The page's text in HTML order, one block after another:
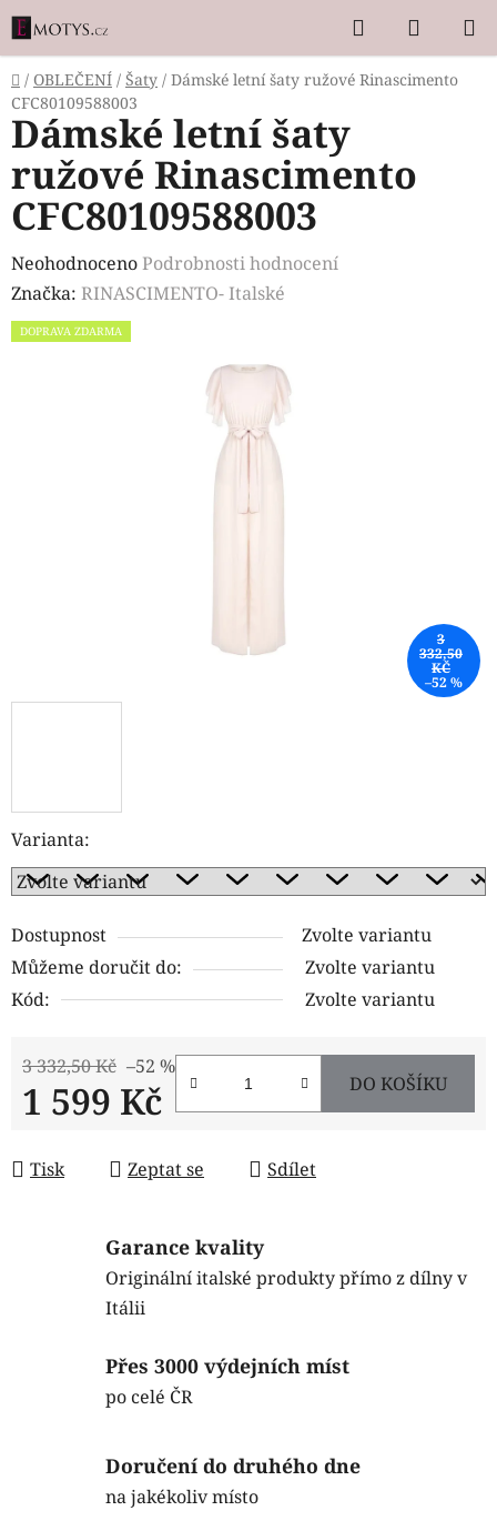
Přejít
na
obsah
Hledat
KOŠÍK
Domů
/ OBLEČENÍ / Šaty / Dámské letní šaty ružové Rinascimento
CFC80109588003
Varianta:
Dostupnost
Zvolte variantu
Můžeme doručit do:
Zvolte variantu
Kód:
Zvolte variantu
3 332,50 Kč –52 %
1 599 Kč DO KOŠÍKU
Tisk Zeptat se Sdílet
Dámské letní šaty
ružové Rinascimento
CFC80109588003
Průměrné
hodnocení
produktu
NeohodnocenoPodrobnosti hodnocení
Značka: RINASCIMENTO- Italské
DOPRAVA ZDARMA
3
332,50
KČ
–52 %
Garance kvality
Originální italské produkty přímo z dílny v
Itálii
Přes 3000 výdejních míst
po celé ČR
Doručení do druhého dne
na jakékoliv místo